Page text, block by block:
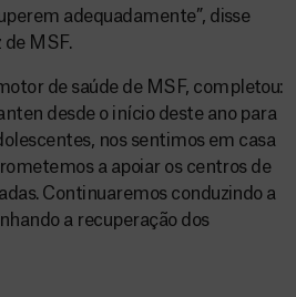
adequadamente”, disse
de MSF.
de saúde de MSF, completou:
desde o início deste ano para
nos sentimos em casa
a apoiar os centros de
Continuaremos conduzindo a
a recuperação dos